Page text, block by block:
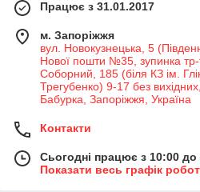
Працює з 31.01.2017
м. Запоріжжя
вул. Новокузнецька, 5
Нової пошти №35, зупинка
Соборний, 185 (біля КЗ ім.
Трегубенко) 9-17 без
Бабурка, Запоріжжя, Україна
Контакти
Сьогодні працює з 10:00 до
Показати весь графік